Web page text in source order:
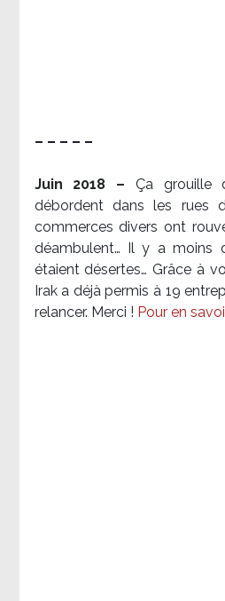
– – – – –
Juin 2018 – Ça grouille
débordent dans les rues
commerces divers ont
déambulent… Il y a moins
étaient désertes… Grâce à
Irak a déjà permis à 19
relancer. Merci ! Pour en